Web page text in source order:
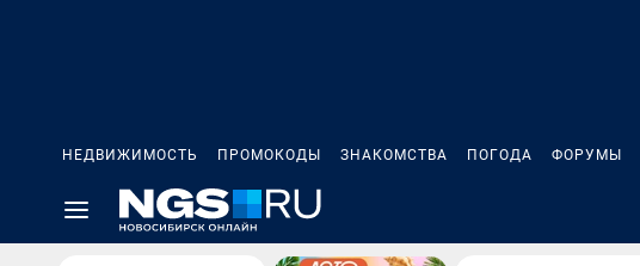
НЕДВИЖИМОСТЬ ПРОМОКОДЫ ЗНАКОМСТВА ПОГОДА ФОРУМЫ